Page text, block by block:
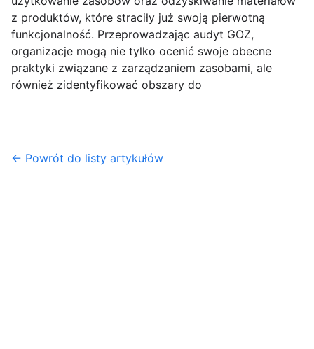
z produktów, które straciły już swoją pierwotną
funkcjonalność. Przeprowadzając audyt GOZ,
organizacje mogą nie tylko ocenić swoje obecne
praktyki związane z zarządzaniem zasobami, ale
również zidentyfikować obszary do
← Powrót do listy artykułów